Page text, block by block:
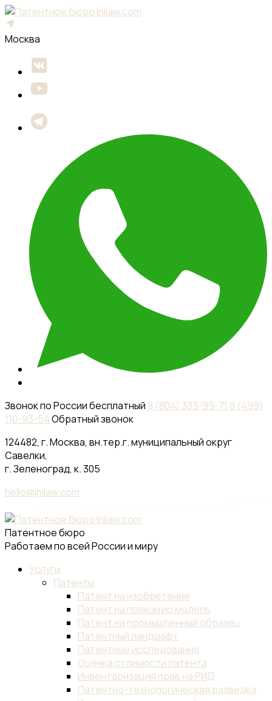
Москва
Звонок по России бесплатный 8 (804) 333-99-71 8 (499)
110-93-54Обратный звонок
124482, г. Москва, вн.тер.г. муниципальный округ
Савелки,
г. Зеленоград, к. 305
hello@inilaw.com
Патентное бюро
Работаем по всей России и миру
Услуги
Патенты
Патент на изобретение
Патент на полезную модель
Патент на промышленный образец
Патентный ландшафт
Патентные исследования
Оценка стоимости патента
Инвентаризация прав на РИД
Патентно-технологическая разведка